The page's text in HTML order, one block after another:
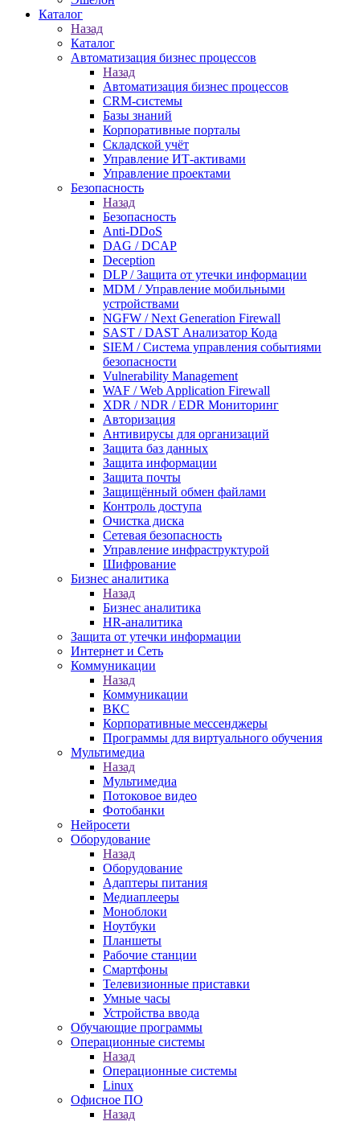
Каталог
Назад
Каталог
Автоматизация бизнес процессов
Назад
Автоматизация бизнес процессов
CRM-системы
Базы знаний
Корпоративные порталы
Складской учёт
Управление ИТ-активами
Управление проектами
Безопасность
Назад
Безопасность
Anti-DDoS
DAG / DCAP
Deception
DLP / Защита от утечки информации
MDM / Управление мобильными
устройствами
NGFW / Next Generation Firewall
SAST / DAST Анализатор Кода
SIEM / Система управления событиями
безопасности
Vulnerability Management
WAF / Web Application Firewall
XDR / NDR / EDR Мониторинг
Авторизация
Антивирусы для организаций
Защита баз данных
Защита информации
Защита почты
Защищённый обмен файлами
Контроль доступа
Очистка диска
Сетевая безопасность
Управление инфраструктурой
Шифрование
Бизнес аналитика
Назад
Бизнес аналитика
HR-аналитика
Защита от утечки информации
Интернет и Сеть
Коммуникации
Назад
Коммуникации
ВКС
Корпоративные мессенджеры
Программы для виртуального обучения
Мультимедиа
Назад
Мультимедиа
Потоковое видео
Фотобанки
Нейросети
Оборудование
Назад
Оборудование
Адаптеры питания
Медиаплееры
Моноблоки
Ноутбуки
Планшеты
Рабочие станции
Смартфоны
Телевизионные приставки
Умные часы
Устройства ввода
Обучающие программы
Операционные системы
Назад
Операционные системы
Linux
Офисное ПО
Назад